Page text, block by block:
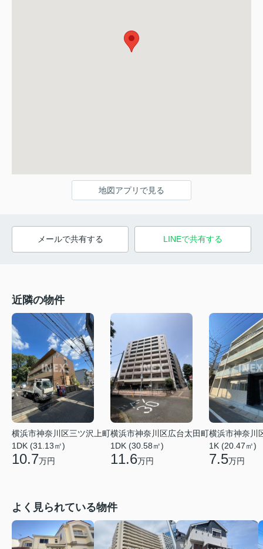
地図アプリで見る
メールで共有する LINEで共有する
近隣の物件
横浜市神奈川区三ツ沢上町
1DK (31.13㎡)
10.7万円
横浜市神奈川区広台太田町
1DK (30.58㎡)
11.6万円
横浜市神奈川
1K (20.47㎡)
7.5万円
よく見られている物件